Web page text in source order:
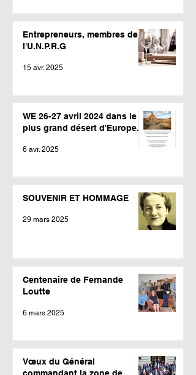
Entrepreneurs, membres de
l'U.N.P.R.G
15 avr. 2025
WE 26-27 avril 2024 dans le
plus grand désert d'Europe.
6 avr. 2025
SOUVENIR ET HOMMAGE
29 mars 2025
Centenaire de Fernande
Loutte
6 mars 2025
Vœux du Général